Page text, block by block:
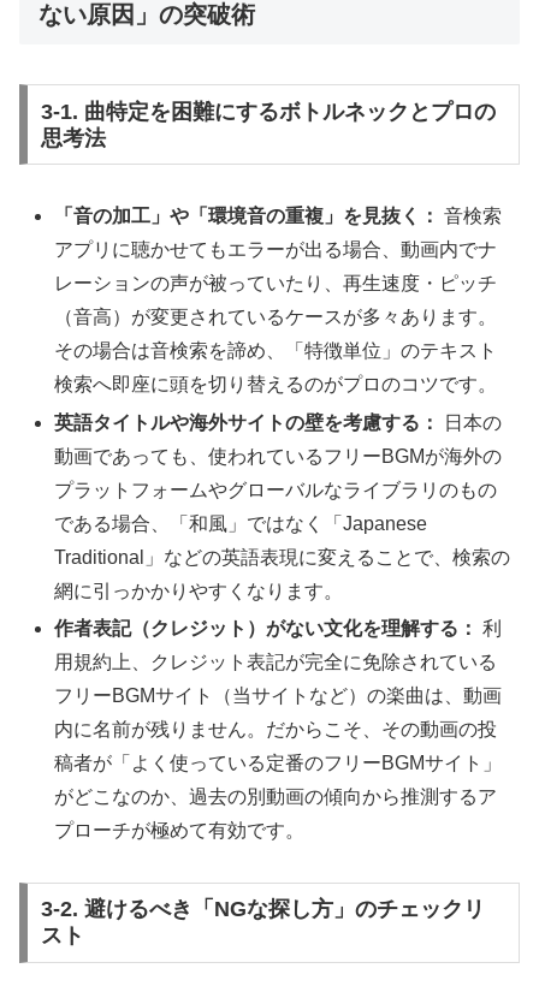
ない原因」の突破術
3-1. 曲特定を困難にするボトルネックとプロの
思考法
「音の加工」や「環境音の重複」を見抜く： 音検索
アプリに聴かせてもエラーが出る場合、動画内でナ
レーションの声が被っていたり、再生速度・ピッチ
（音高）が変更されているケースが多々あります。
その場合は音検索を諦め、「特徴単位」のテキスト
検索へ即座に頭を切り替えるのがプロのコツです。
英語タイトルや海外サイトの壁を考慮する：
日本の
動画であっても、使われているフリーBGMが海外の
プラットフォームやグローバルなライブラリのもの
である場合、「和風」ではなく「Japanese
Traditional」などの英語表現に変えることで、検索の
網に引っかかりやすくなります。
作者表記（クレジット）がない文化を理解する： 利
用規約上、クレジット表記が完全に免除されている
フリーBGMサイト（当サイトなど）の楽曲は、動画
内に名前が残りません。だからこそ、その動画の投
稿者が「よく使っている定番のフリーBGMサイト」
がどこなのか、過去の別動画の傾向から推測するア
プローチが極めて有効です。
3-2. 避けるべき「NGな探し方」のチェックリ
スト